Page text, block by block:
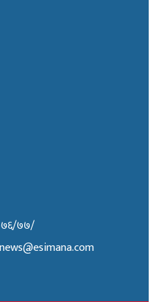
७७/